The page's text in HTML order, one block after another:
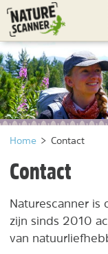
Ga
naar
content
Bestemmingen
Overnachten
Activiteiten
Natuurparken
Dieren
DEALS
Home > Contact
Contact
Naturescanner is
zijn sinds 2010
van